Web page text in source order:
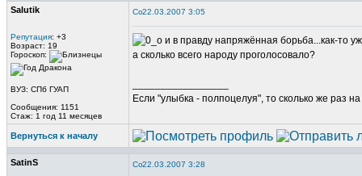
Salutik
Репутация: +3
Возраст: 19
Гороскоп:
ВУЗ: СПб ГУАП
Сообщения: 1151
Стаж: 1 год 11 месяцев
22.03.2007 3:05
и в правду напряжённая борьба...как-то
а сколько всего народу проголосовало?
Если "улыбка - полпоцелуя", то сколько же раз
Вернуться к началу
SatinS 22.03.2007 3:28